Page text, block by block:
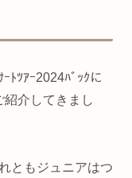
ﾄﾂｱｰ2024ﾊﾞｯｸに
紹介してきまし
ともジュニアはつ